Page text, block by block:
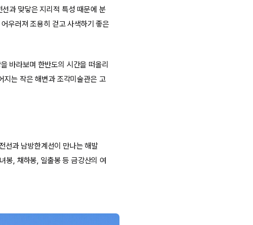
과 맞닿은 지리적 특성 때문에 분
우러져 조용히 걷고 사색하기 좋은
바라보며 한반도의 시간을 떠올리
지는 작은 해변과 조각미술관은 고
선과 남방한계선이 만나는 해발
봉, 채하봉, 일출봉 등 금강산의 여